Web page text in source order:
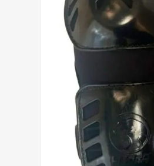
9 BOTAS
AIROH